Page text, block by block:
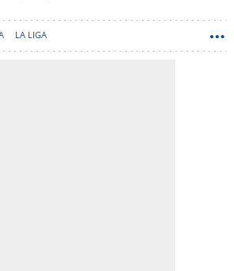
LA LIGA